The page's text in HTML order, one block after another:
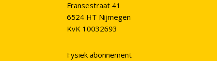
Fransestraat 41
6524 HT Nijmegen
KvK 10032693
Fysiek abonnement